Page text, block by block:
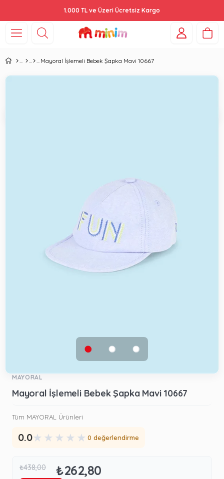
1.000 TL ve Üzeri Ücretsiz Kargo
Mayoral İşlemeli Bebek Şapka Mavi 10667
MAYORAL
Mayoral İşlemeli Bebek Şapka Mavi 10667
Tüm MAYORAL Ürünleri
0.0★ ★ ★ ★ ★ 0 değerlendirme
₺438,00 ₺262,80